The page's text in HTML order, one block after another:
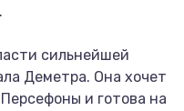
сильнейшей
Деметра. Она хочет
и готова на